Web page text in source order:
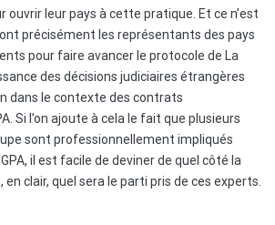
ouvrir leur pays à cette pratique. Et ce n’est
précisément les représentants des pays
pour faire avancer le protocole de La
des décisions judiciaires étrangères
dans le contexte des contrats
Si l’on ajoute à cela le fait que plusieurs
sont professionnellement impliqués
il est facile de deviner de quel côté la
en clair, quel sera le parti pris de ces experts.